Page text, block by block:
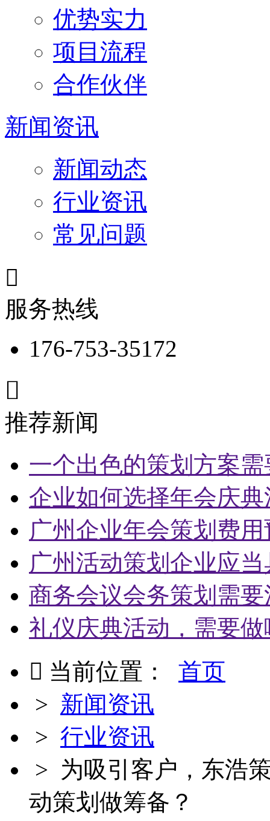
优势实力
项目流程
合作伙伴
新闻资讯
新闻动态
行业资讯
常见问题

服务热线
176-753-35172

推荐新闻
一个出色的策划方案
企业如何选择年会庆
广州企业年会策划费
广州活动策划企业应
商务会议会务策划需
礼仪庆典活动，需要
 当前位置： 首页
> 新闻资讯
> 行业资讯
> 为吸引客户，东浩
动策划做筹备？